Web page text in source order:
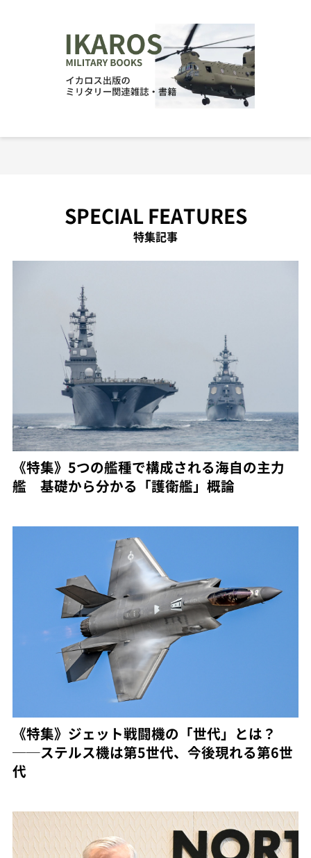
SPECIAL FEATURES
特集記事
《特集》5つの艦種で構成される海自の主力
艦 基礎から分かる「護衛艦」概論
《特集》ジェット戦闘機の「世代」とは？
──ステルス機は第5世代、今後現れる第6世
代